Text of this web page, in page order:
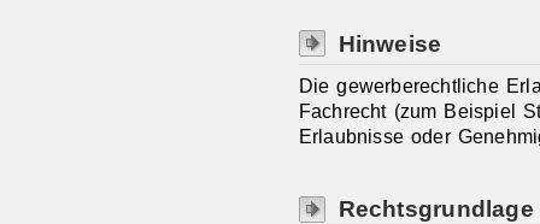
Hinweise
Die gewerberechtliche
Fachrecht (zum Beispiel
Erlaubnisse oder
Rechtsgrundlage